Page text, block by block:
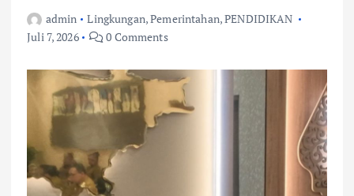
admin Lingkungan,Pemerintahan,PENDIDIKAN
Juli 7, 2026
0 Comments